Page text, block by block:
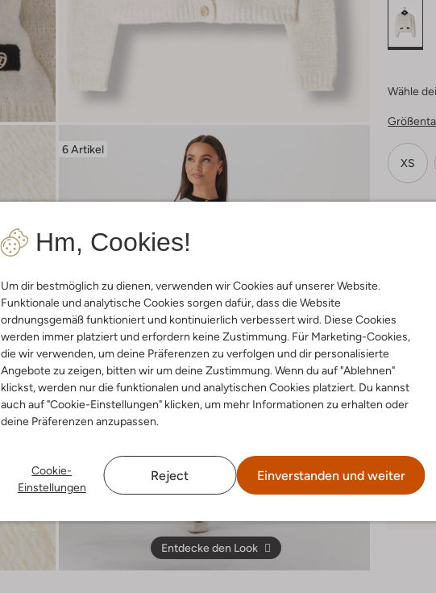
Hm, Cookies!
Um dir bestmöglich zu dienen, verwenden wir Cookies auf unserer Website.
Funktionale und analytische Cookies sorgen dafür, dass die Website
ordnungsgemäß funktioniert und kontinuierlich verbessert wird. Diese Cookies
werden immer platziert und erfordern keine Zustimmung. Für Marketing-Cookies,
die wir verwenden, um deine Präferenzen zu verfolgen und dir personalisierte
Angebote zu zeigen, bitten wir um deine Zustimmung. Wenn du auf "Ablehnen"
klickst, werden nur die funktionalen und analytischen Cookies platziert. Du kannst
auch auf "Cookie-Einstellungen" klicken, um mehr Informationen zu erhalten oder
deine Präferenzen anzupassen.
Cookie-
Einstellungen
Reject Einverstanden und weiter
6 Artikel
Entdecke den Look
Wähle
XS